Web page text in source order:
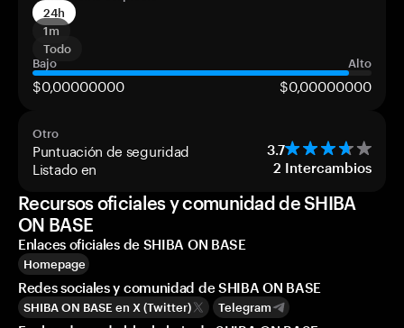
24h
1m
Todo
Bajo
Alto
$0,00000000 $0,00000000
Otro
Puntuación de seguridad 3.7
Listado en 2 Intercambios
Recursos oficiales y comunidad de SHIBA
ON BASE
Enlaces oficiales de SHIBA ON BASE
Homepage
Redes sociales y comunidad de SHIBA ON BASE
SHIBA ON BASE en X (Twitter) Telegram